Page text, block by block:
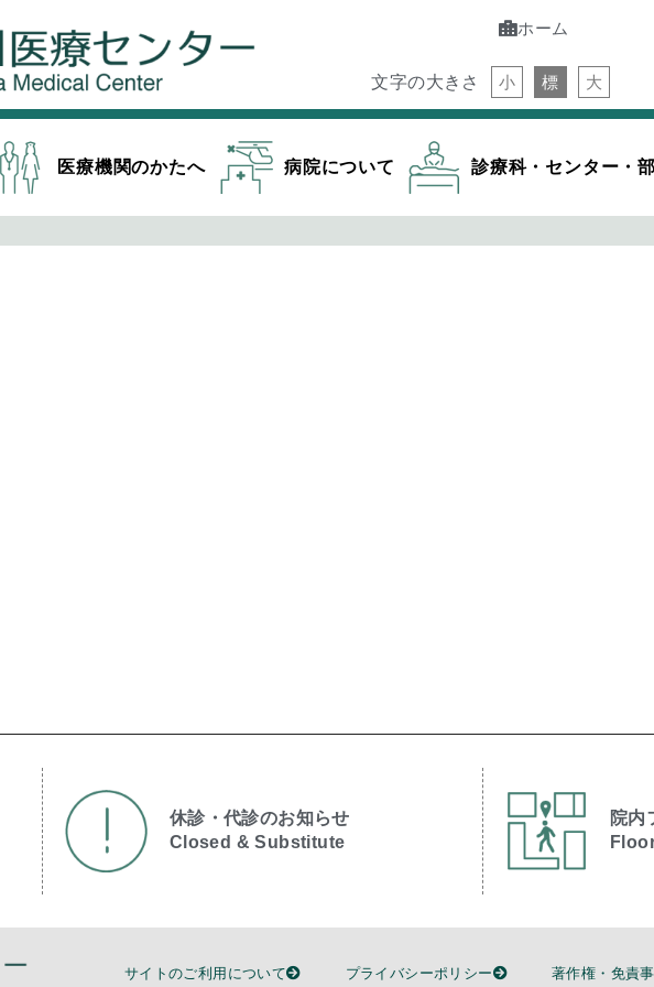
ホーム
文字の大きさ 小 標 大
医療機関のかたへ 病院について 診療科・センター・
休診・代診のお知らせ
Closed & Substitute​
院内
サイトのご利用について プライバシーポリシー 著作権・免責